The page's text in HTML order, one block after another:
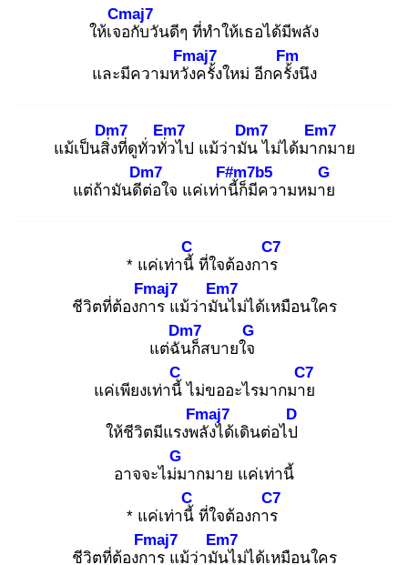
ให้เจอ
Cmaj7
กับวันดีๆ ที่ทำให้เธอได้มีพลัง
และมีความหวัง
Fmaj7
ครั้งใหม่ อีกครั้ง
Fm
นึง
แม้เป็นสิ่ง
Dm7
ที่ดูทั่วทั่ว
Em7
ไป แม้ว่ามัน
Dm7
ไม่ได้มาก
Em7
มาย
แต่ถ้ามันดีต่
Dm7
อใจ แค่เท่านี้
F#m7b5
ก็มีความหมาย
G
* แค่เท่านี้
C
ที่ใจต้องการ
C7
ชีวิตที่ต้องกา
Fmaj7
ร แม้ว่ามัน
Em7
ไม่ได้เหมือนใคร
แต่ฉัน
Dm7
ก็สบายใจ
G
แค่เพียงเท่านี้
C
ไม่ขออะไรมากมาย
C7
ให้ชีวิตมีแรงพลั
Fmaj7
งได้เดินต่อไป
D
อาจจะไม่ม
G
ากมาย แค่เท่านี้
* แค่เท่านี้
C
ที่ใจต้องการ
C7
ชีวิตที่ต้องกา
Fmaj7
ร แม้ว่ามัน
Em7
ไม่ได้เหมือนใคร